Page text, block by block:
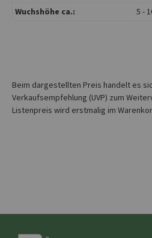
Wuchshöhe ca.:
5 -
Beim dargestellten Preis handelt es
Verkaufsempfehlung (UVP) zum
Listenpreis wird erstmalig im